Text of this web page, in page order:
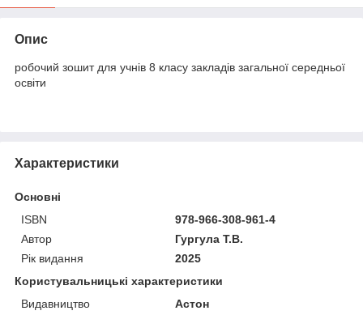
Опис
робочий зошит для учнів 8 класу закладів загальної середньої
освіти
Характеристики
Основні
ISBN
978-966-308-961-4
Автор
Гургула Т.В.
Рік видання
2025
Користувальницькі характеристики
Видавництво
Астон